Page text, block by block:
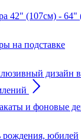
42" (107см) - 64"
на подставке
дизайн
и фоновые
рождения, юбилей